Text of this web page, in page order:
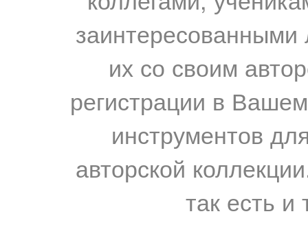
их со своим
регистрации в
инструментов
авторской
так есть и